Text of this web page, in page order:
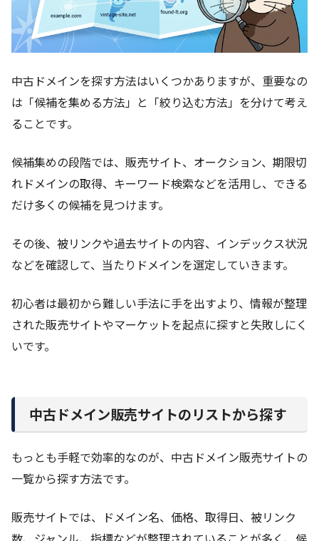
中古ドメインを探す方法はいくつかありますが、重要なの
は「候補を集める方法」と「絞り込む方法」を分けて考え
ることです。
候補集めの段階では、販売サイト、オークション、期限切
れドメインの取得、キーワード検索などを活用し、できる
だけ多くの候補を見つけます。
その後、被リンクや過去サイトの内容、インデックス状況
などを確認して、当たりドメインを選定していきます。
初心者は最初から難しい手法に手を出すより、情報が整理
された販売サイトやマーケットを起点に探すと失敗しにく
いです。
中古ドメイン販売サイトのリストから探す
もっとも手軽で効率的なのが、中古ドメイン販売サイトの
一覧から探す方法です。
販売サイトでは、ドメイン名、価格、取得日、被リンク